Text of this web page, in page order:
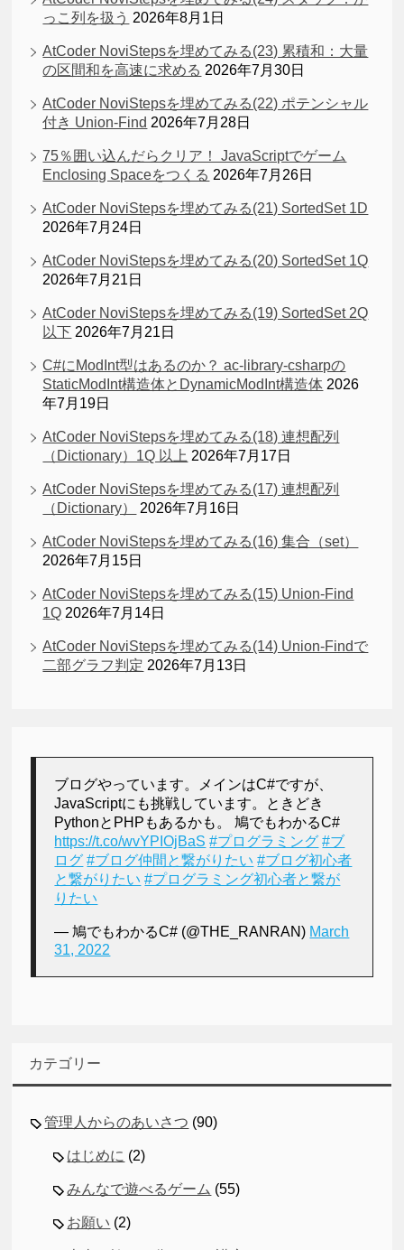
っこ列を扱う 2026年8月1日
AtCoder NoviStepsを埋めてみる(23) 累積和：大量
の区間和を高速に求める 2026年7月30日
AtCoder NoviStepsを埋めてみる(22) ポテンシャル
付き Union-Find 2026年7月28日
75％囲い込んだらクリア！ JavaScriptでゲーム
Enclosing Spaceをつくる 2026年7月26日
AtCoder NoviStepsを埋めてみる(21) SortedSet 1D
2026年7月24日
AtCoder NoviStepsを埋めてみる(20) SortedSet 1Q
2026年7月21日
AtCoder NoviStepsを埋めてみる(19) SortedSet 2Q
以下 2026年7月21日
C#にModInt型はあるのか？ ac-library-csharpの
StaticModInt構造体とDynamicModInt構造体 2026
年7月19日
AtCoder NoviStepsを埋めてみる(18) 連想配列
（Dictionary）1Q 以上 2026年7月17日
AtCoder NoviStepsを埋めてみる(17) 連想配列
（Dictionary）
2026年7月16日
AtCoder NoviStepsを埋めてみる(16) 集合（set）
2026年7月15日
AtCoder NoviStepsを埋めてみる(15) Union-Find
1Q 2026年7月14日
AtCoder NoviStepsを埋めてみる(14) Union-Findで
二部グラフ判定 2026年7月13日
ブログやっています。メインはC#ですが、
JavaScriptにも挑戦しています。ときどき
PythonとPHPもあるかも。 鳩でもわかるC#
https://t.co/wvYPIOjBaS #プログラミング #ブ
ログ #ブログ仲間と繋がりたい #ブログ初心者
と繋がりたい #プログラミング初心者と繋が
りたい
— 鳩でもわかるC# (@THE_RANRAN) March
31, 2022
カテゴリー
管理人からのあいさつ (90)
はじめに (2)
みんなで遊べるゲーム (55)
お願い (2)